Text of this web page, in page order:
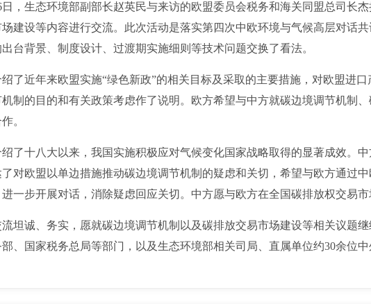
生态环境部副部长赵英民与来访的欧盟委员会税务和海关同盟总司长杰
建设等内容进行交流。此次活动是落实第四次中欧环境与气候高层对话
台背景、制度设计、过渡期实施细则等技术问题交换了看法。
近年来欧盟实施“绿色新政”的相关目标及采取的主要措施，对欧盟进口
制的目的和有关政策考虑作了说明。欧方希望与中方就碳边境调节机制
。
十八大以来，我国实施积极应对气候变化国家战略取得的显著成效。中
对欧盟以单边措施推动碳边境调节机制的疑虑和关切，希望与欧方通过
一步开展对话，消除疑虑回应关切。中方愿与欧方在全国碳排放权交易市
诚、务实，愿就碳边境调节机制以及碳排放交易市场建设等相关议题继
、国家税务总局等部门，以及生态环境部相关司局、直属单位约30余位中